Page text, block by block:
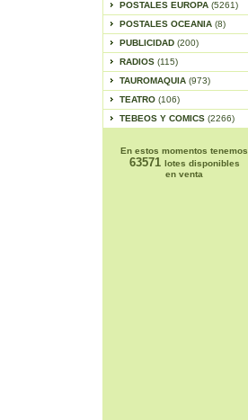
POSTALES EUROPA (5261)
POSTALES OCEANIA (8)
PUBLICIDAD (200)
RADIOS (115)
TAUROMAQUIA (973)
TEATRO (106)
TEBEOS Y COMICS (2266)
En estos momentos tenemos
63571 lotes disponibles
en venta